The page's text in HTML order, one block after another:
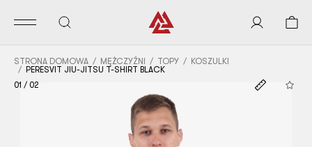
STRONA DOMOWA MĘŻCZYŹNI TOPY
KOSZULKI
PERESVIT JIU-JITSU T-SHIRT BLACK
01 / 02